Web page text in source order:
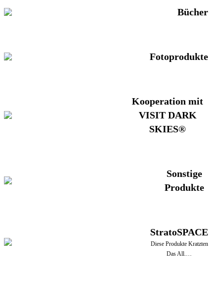
Bücher
Fotoprodukte
Kooperation mit
VISIT DARK
SKIES®
Sonstige
Produkte
StratoSPACE
Diese Produkte Kratzten
Das All.…